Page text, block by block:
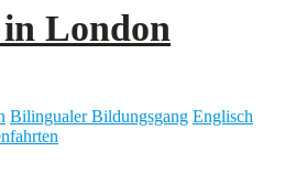
London
Bilingualer Bildungsgang Englisch